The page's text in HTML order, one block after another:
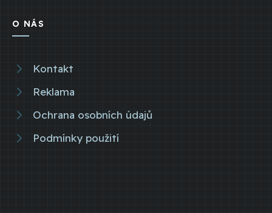
O NÁS
Kontakt
Reklama
Ochrana osobních údajů
Podmínky použití